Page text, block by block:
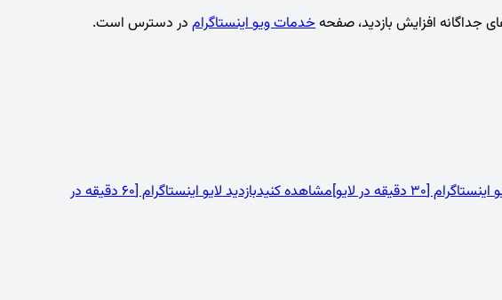
جداگانه افزایش بازدید، صفحهخدمات ویو اینستاگرام در دسترس است.
[30 دقیقه در لایو] مشاهده کنید
بازدید لایو اینستاگرام [60 دقیقه در